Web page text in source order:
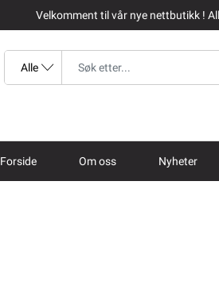
Velkomment til vår nye nettbutikk !
Forside Om oss Nyheter